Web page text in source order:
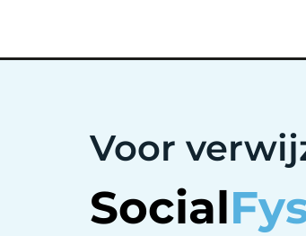
Voor
Social